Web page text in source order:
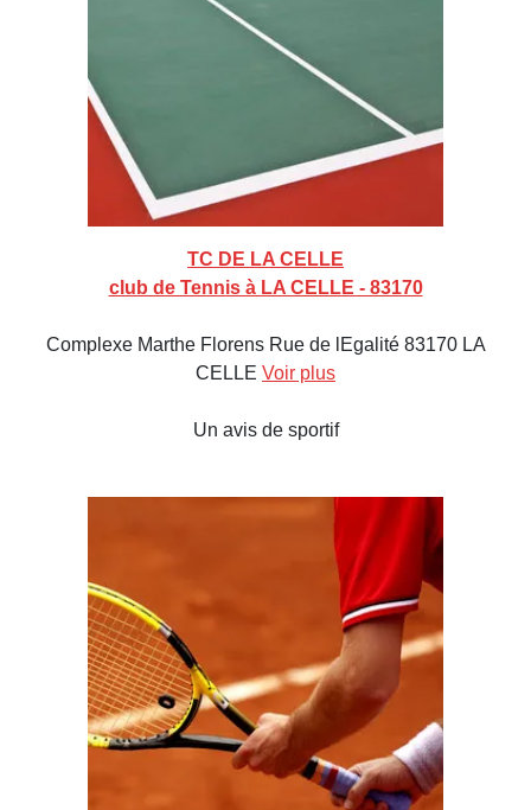
TC DE LA CELLE
club de Tennis à LA CELLE - 83170
Complexe Marthe Florens Rue de lEgalité 83170 LA
CELLE Voir plus
Un avis de sportif